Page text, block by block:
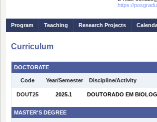
https://
Program Teaching Research Projects
Curriculum
DOCTORATE
Code Year/Semester Discipline/Activity
DOUT25 2025.1 DOUTORADO EM
MASTER'S DEGREE